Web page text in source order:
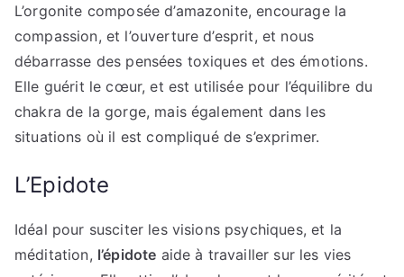
L’orgonite composée d’amazonite, encourage la
compassion, et l’ouverture d’esprit, et nous
débarrasse des pensées toxiques et des émotions.
Elle guérit le cœur, et est utilisée pour l’équilibre du
chakra de la gorge, mais également dans les
situations où il est compliqué de s’exprimer.
L’Epidote
Idéal pour susciter les visions psychiques, et la
méditation, l’épidote aide à travailler sur les vies